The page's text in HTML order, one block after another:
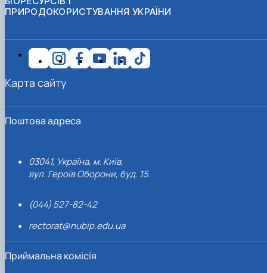
ПРИРОДОКОРИСТУВАННЯ УКРАЇНИ
Поштова адреса
03041, Україна, м. Київ,
вул. Героїв Оборони, буд. 15.
(044) 527-82-42
rectorat@nubip.edu.ua
Приймальна комісія
Карта сайту